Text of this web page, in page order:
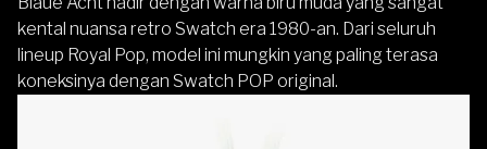
kental nuansa retro Swatch era 1980-an. Dari seluruh
lineup Royal Pop, model ini mungkin yang paling terasa
koneksinya dengan Swatch POP original.